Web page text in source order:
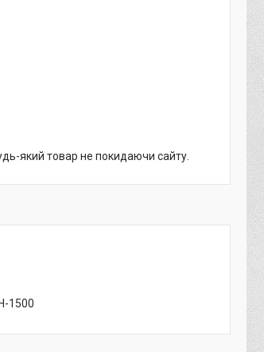
який товар не покидаючи сайту.
1500